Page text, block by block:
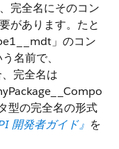
完全名にそのコン
があります。たと
」のコン
名前で、
完全名は
型の完全名の形式
開発者ガイド』 を